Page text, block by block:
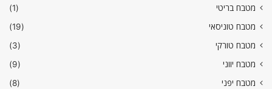
מטבח בריטי
(1)
מטבח טוניסאי
(19)
מטבח טורקי
(3)
מטבח יווני
(9)
מטבח יפני
(8)